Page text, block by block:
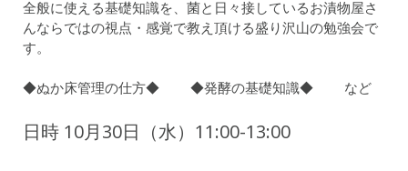
全般に使える基礎知識を、菌と日々接しているお漬物屋さ
んならではの視点・感覚で教え頂ける盛り沢山の勉強会で
す。
◆ぬか床管理の仕方◆ ◆発酵の基礎知識◆ など
日時 10月30日（水）11:00-13:00